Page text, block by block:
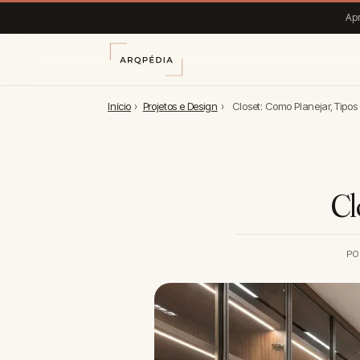
Início › Projetos e Design › Closet: Como Planejar,